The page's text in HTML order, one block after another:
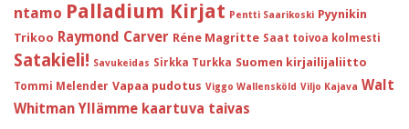
ntamo Palladium Kirjat Pentti Saarikoski Pyynikin
Trikoo Raymond Carver Réne Magritte Saat toivoa kolmesti
Satakieli! Savukeidas Sirkka Turkka Suomen kirjailijaliitto
Tommi Melender Vapaa pudotus Viggo Wallensköld Viljo Kajava Walt
Whitman Yllämme kaartuva taivas